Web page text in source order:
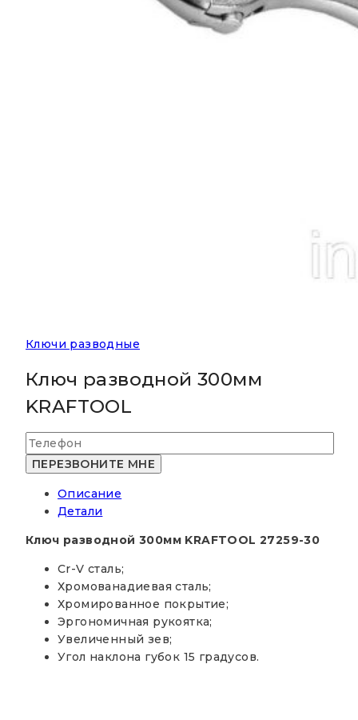
Ключи разводные
Ключ разводной 300мм
KRAFTOOL
Описание
Детали
Ключ разводной 300мм KRAFTOOL 27259-30
Cr-V сталь;
Хромованадиевая сталь;
Хромированное покрытие;
Эргономичная рукоятка;
Увеличенный зев;
Угол наклона губок 15 градусов.